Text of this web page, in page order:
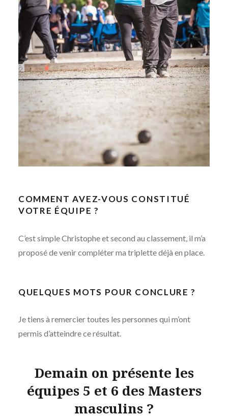
COMMENT AVEZ-VOUS CONSTITUÉ
VOTRE ÉQUIPE ?
C’est simple Christophe et second au classement, il m’a
proposé de venir compléter ma triplette déjà en place.
QUELQUES MOTS POUR CONCLURE ?
Je tiens à remercier toutes les personnes qui m’ont
permis d’atteindre ce résultat.
Demain on présente les
équipes 5 et 6 des Masters
masculins ?